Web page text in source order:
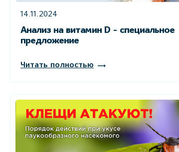
14.11.2024
Анализ на витамин D - cпециальное
предложение
Читать полностью